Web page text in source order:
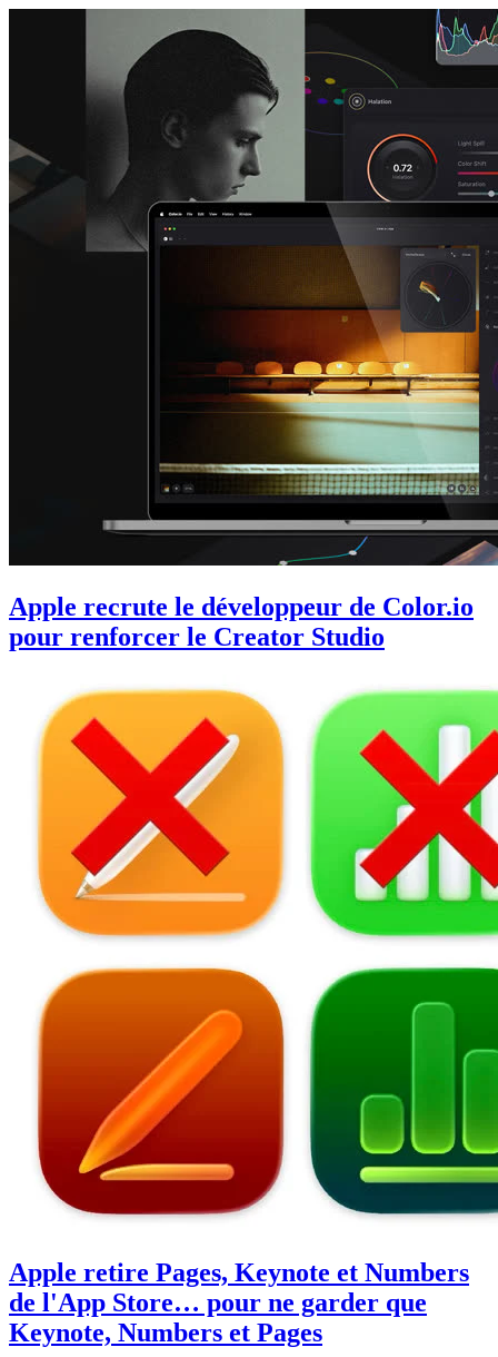
Apple recrute le développeur de Color.io
pour renforcer le Creator Studio
Apple retire Pages, Keynote et Numbers
de l'App Store… pour ne garder que
Keynote, Numbers et Pages